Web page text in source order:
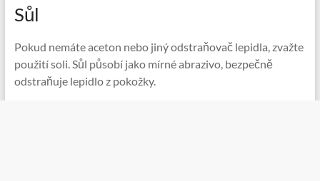
Sůl
Pokud nemáte aceton nebo jiný odstraňovač lepidla, zvažte
použití soli. Sůl působí jako mírné abrazivo, bezpečně
odstraňuje lepidlo z pokožky.